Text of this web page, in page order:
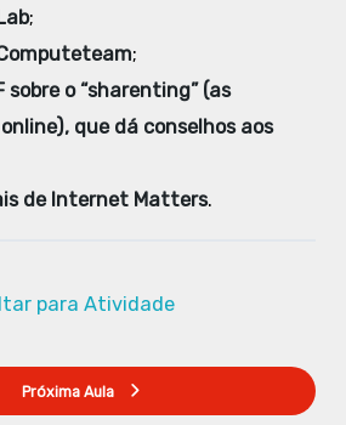
;
;
sobre o “sharenting” (as
que dá conselhos aos
de Internet Matters.
para Atividade
Próxima Aula